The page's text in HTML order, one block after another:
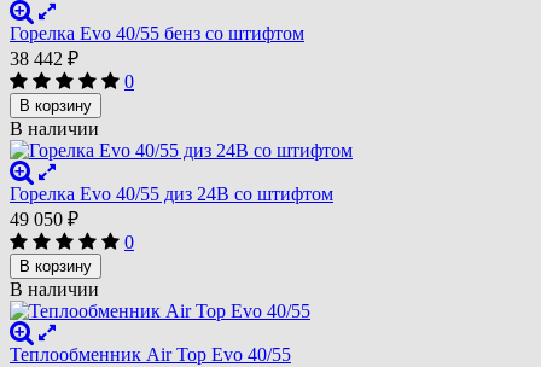
Горелка Evo 40/55 бенз со штифтом
38 442 ₽
0
В корзину
В наличии
Горелка Evo 40/55 диз 24В со штифтом
49 050 ₽
0
В корзину
В наличии
Теплообменник Air Top Evo 40/55